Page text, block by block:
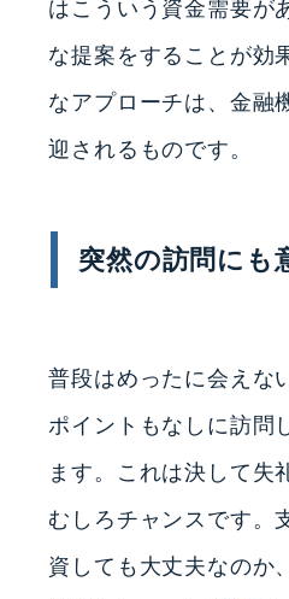
はこういう資金需要が
な提案をすることが効
なアプローチは、金融
迎されるものです。
突然の訪問にも
普段はめったに会えな
ポイントもなしに訪問
ます。これは決して失
むしろチャンスです。
資しても大丈夫なのか